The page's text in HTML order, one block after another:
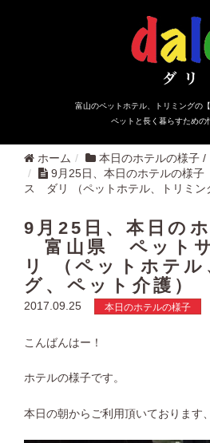
富山のペットホテル、トリミングの
ペットと長く暮らすための
ホーム 本日のホテルの様子 /
9月25日、本日のホテルの様
ス ダリ （ペットホテル、トリミン
9月25日、本日の
富山県 ペット
リ （ペットホテル
グ、ペット介護）
2017.09.25 本日のホテルの様子
こんばんはー！
ホテルの様子です。
本日の朝からご利用頂いております